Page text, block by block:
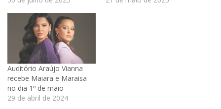
Auditório Araújo Vianna
recebe Maiara e Maraisa
no dia 1º de maio
29 de abril de 2024